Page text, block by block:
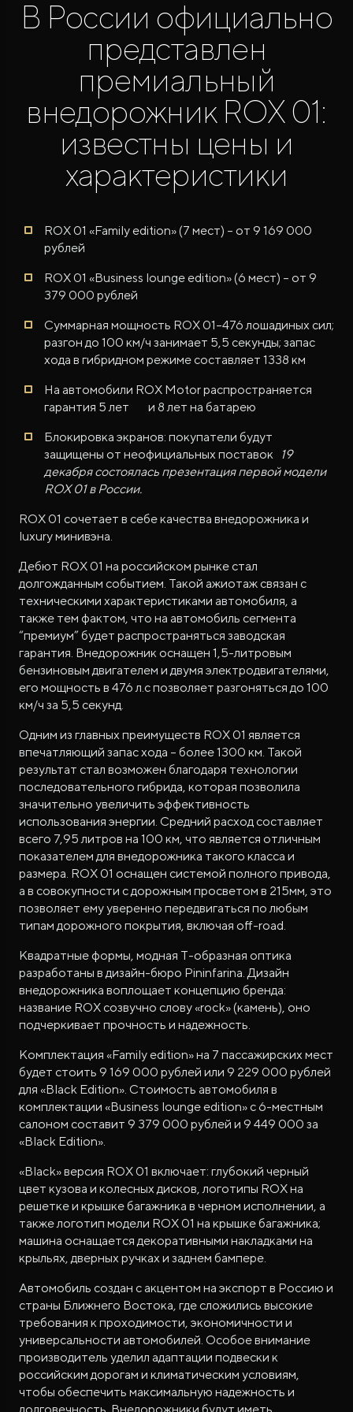
ROX ADAMAS
Совершенно новый флагманский внедорожник
В России официально
представлен
премиальный
внедорожник ROX 01:
известны цены и
характеристики
ROX 01 «Family edition» (7 мест) – от 9 169 000
рублей
ROX 01 «Business lounge edition» (6 мест) – от 9
379 000 рублей
Суммарная мощность ROX 01–476 лошадиных сил;
разгон до 100 км/ч занимает 5,5 секунды; запас
хода в гибридном режиме составляет 1338 км
На автомобили ROX Motor распространяется
гарантия 5 лет и 8 лет на батарею
Блокировка экранов: покупатели будут
защищены от неофициальных поставок 19
декабря состоялась презентация первой модели
ROX 01 в России.
ROX 01 сочетает в себе качества внедорожника и
luxury минивэна.
Дебют ROX 01 на российском рынке стал
долгожданным событием. Такой ажиотаж связан с
техническими характеристиками автомобиля, а
также тем фактом, что на автомобиль сегмента
“премиум” будет распространяться заводская
гарантия. Внедорожник оснащен 1,5-литровым
бензиновым двигателем и двумя электродвигателями,
его мощность в 476 л.с позволяет разгоняться до 100
км/ч за 5,5 секунд.
Одним из главных преимуществ ROX 01 является
впечатляющий запас хода – более 1300 км. Такой
результат стал возможен благодаря технологии
последовательного гибрида, которая позволила
значительно увеличить эффективность
использования энергии. Средний расход составляет
всего 7,95 литров на 100 км, что является отличным
показателем для внедорожника такого класса и
размера​. ROX 01 оснащен системой полного привода,
а в совокупности с дорожным просветом в 215мм, это
позволяет ему уверенно передвигаться по любым
типам дорожного покрытия, включая off-road.
Квадратные формы, модная Т-образная оптика
разработаны в дизайн-бюро Pininfarina. Дизайн
внедорожника воплощает концепцию бренда:
название ROX созвучно слову «rock» (камень), оно
подчеркивает прочность и надежность.
Комплектация «Family edition» на 7 пассажирских мест
будет стоить 9 169 000 рублей или 9 229 000 рублей
для «Black Edition». Стоимость автомобиля в
комплектации «Business lounge edition» с 6-местным
салоном составит 9 379 000 рублей и 9 449 000 за
«Black Edition».
«Black» версия ROX 01 включает: глубокий черный
цвет кузова и колесных дисков, логотипы ROX на
решетке и крышке багажника в черном исполнении, а
также логотип модели ROX 01 на крышке багажника;
машина оснащается декоративными накладками на
крыльях, дверных ручках и заднем бампере.
Автомобиль создан с акцентом на экспорт в Россию и
страны Ближнего Востока, где сложились высокие
требования к проходимости, экономичности и
универсальности автомобилей. Особое внимание
производитель уделил адаптации подвески к
российским дорогам и климатическим условиям,
чтобы обеспечить максимальную надежность и